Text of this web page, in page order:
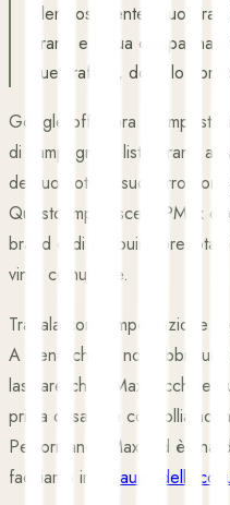
silenziosamente il tuo
brand e la tua campagna
quel traffico, dove lo
Google offre ora
di campagna e liste brand a
del tuo hotel, i suoi errori
Questo impedisce a PMax di
brand e di attribuirsi
vinto comunque.
Trattala come impostazione
A meno che tu non abbia
lasciare che PMax tocchi le
prima cosa che controlliamo
Performance Max, ed è una
facciamo in un audit